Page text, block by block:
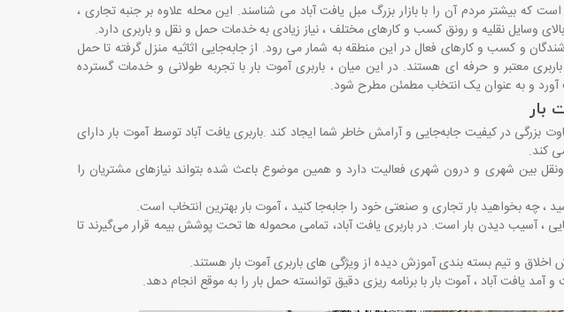
که بیشتر مردم آن را با بازار بزرگ مبل یافت آباد می ‌شناسند. این محله علاوه بر جنبه تجاری ،
وسایل نقلیه و رونق کسب ‌و کارهای مختلف ، نیاز زیادی به خدمات حمل ‌و نقل و باربری دارد.
و کسب ‌و کارهای فعال در این منطقه به شمار می‌ رود. از جابه‌جایی اثاثیه منزل گرفته تا حمل
معتبر و حرفه ‌ای هستند. در این میان ، باربری آموت بار با تجربه طولانی و خدمات گسترده
آورد و به عنوان یک انتخاب مطمئن مطرح شود.
بار
بزرگی در کیفیت جابه‌جایی و آرامش خاطر شما ایجاد کند .باربری یافت آباد توسط آموت بار دارای
‌کند.
بین شهری و درون شهری فعالیت دارد و همین موضوع باعث شده بتواند نیازهای مشتریان را
، چه بخواهید بار تجاری و صنعتی خود را جابه‌جا کنید ، آموت بار بهترین انتخاب است.
، آسیب دیدن بار است. در باربری یافت آباد، تمامی محموله ‌ها تحت پوشش بیمه قرار می‌گیرند تا
‌اخلاق و تیم بسته ‌بندی آموزش ‌دیده از ویژگی ‌های باربری آموت بار هستند.
آمد یافت آباد ، آموت بار با برنامه ‌ریزی دقیق توانسته حمل بار را به ‌موقع انجام دهد.